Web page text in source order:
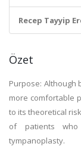
Recep Tayyip
Özet
Purpose: Although
more comfortable
to its theoretical
of patients who
tympanoplasty.